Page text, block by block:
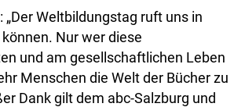
„Der Weltbildungstag ruft uns in
Nur wer diese
und am gesellschaftlichen Leben
Menschen die Welt der Bücher zu
Dank gilt dem abc-Salzburg und